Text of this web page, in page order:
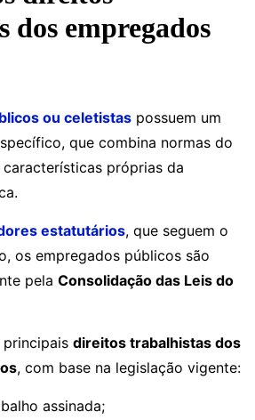
dos empregados
ou celetistas possuem um
que combina normas do
próprias da
estatutários, que seguem o
os empregados públicos são
pela Consolidação das Leis do
principais direitos trabalhistas dos
, com base na legislação vigente:
assinada;